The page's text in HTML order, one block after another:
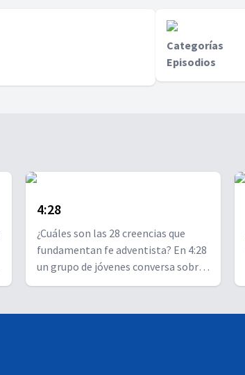
Categorías
Episodios
4:28
¿Cuáles son las 28 creencias que
fundamentan fe adventista? En 4:28
un grupo de jóvenes conversa sobre
ellas para que puedas entenderlas y
4:28!